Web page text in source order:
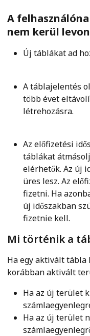
A
nem kerül
Új táblákat ad
A táblajelentés
több évet
létrehozásra.
Az előfizetési
táblákat
elérhetők. Az új
üres lesz. Az
fizetni. Ha
új időszakban
fizetnie kell.
Mi történik a
Ha egy aktivált
korábban aktivált
Ha az új terület
Ha az új terület